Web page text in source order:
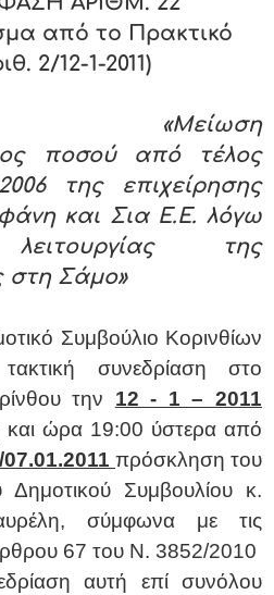
από το Πρακτικό
2/12-1-2011)
«Μείωση
ποσού από τέλος
της επιχείρησης
και Σια Ε.Ε. λόγω
της
στη Σάμο»
Συμβούλιο Κορινθίων
συνεδρίαση στο
την 12 - 1 –2011
και ώρα 19:00 ύστερα από
2011 πρόσκληση του
Συμβουλίου κ.
σύμφωνα με τις
67 του Ν. 3852/2010
αυτή επί συνόλου